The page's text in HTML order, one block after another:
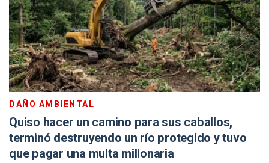
DAÑO AMBIENTAL
Quiso hacer un camino para sus caballos,
terminó destruyendo un río protegido y tuvo
que pagar una multa millonaria